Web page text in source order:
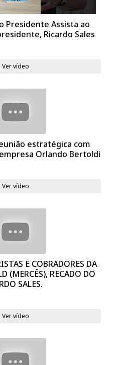
Presidente Assista ao
Ricardo Sales
Ver vídeo
estratégica com
Orlando Bertoldi
Ver vídeo
E COBRADORES DA
(MERCÊS), RECADO DO
SALES.
Ver vídeo